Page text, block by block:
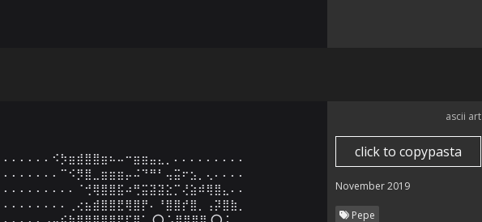
⠄⠄⠄⠄⠄⠄⠪⡳⣶⣾⣿⣿⣶⠦⠤⠒⣶⣶⣤⣄⡀⠄⠄⠄⠄⠄⠄⠄⠄⠄
⠄⠄⠄⠄⠄⠄⠄⠉⠪⡻⣿⣀⣶⣶⣶⡤⠬⠙⠛⠃⢤⣭⠖⣢⡀⢄⠄⠄⠄⠄
⠄⠄⠄⠄⠄⠄⠄⠄⠄⠈⢚⢿⣿⣿⣯⠴⢛⣭⣽⣽⣕⡉⢜⣵⠾⢿⣿⣄⠄⠄
⠄⠄⠄⠄⠄⠄⠄⠄⢀⢔⣦⣾⣿⣿⣟⢿⣿⡟⠄⠘⣿⣿⡞⣿⡀⢠⡽⣿⣷⡀
ascii art
click to copypasta
November 2019
Pepe